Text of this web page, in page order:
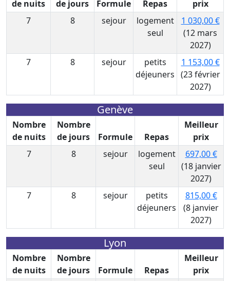
de nuits
de jours
Formule Repas
prix
7
8 sejour
logement
seul
1 030,00 €
(12 mars
2027)
7
8 sejour
petits
déjeuners
1 153,00 €
(23 février
2027)
Genève
Nombre
de nuits
Nombre
de jours
Formule Repas
Meilleur
prix
7
8 sejour
logement
seul
697,00 €
(18 janvier
2027)
7
8 sejour
petits
déjeuners
815,00 €
(8 janvier
2027)
Lyon
Nombre
de nuits
Nombre
de jours
Formule Repas
Meilleur
prix